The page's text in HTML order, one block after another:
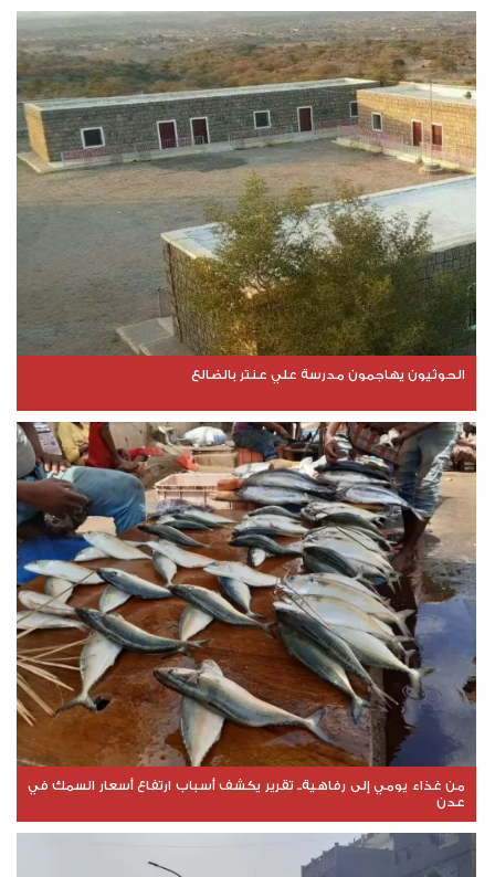
الحوثيون يهاجمون مدرسة علي عنتر بالضالع
من غذاء يومي إلى رفاهية.. تقرير يكشف أسباب ارتفاع أسعار السمك في
عدن